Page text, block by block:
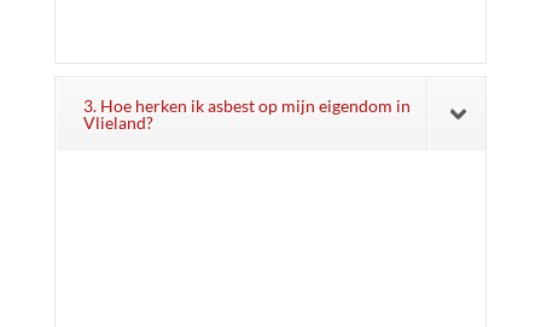
3. Hoe herken ik asbest op mijn eigendom in
Vlieland?